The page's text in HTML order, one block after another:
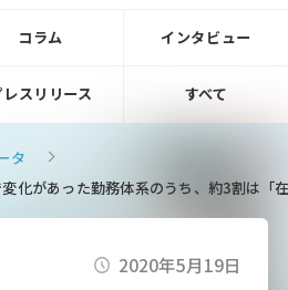
コラム インタビュー
レスリリース すべて
タ
化があった勤務体系のうち、約3割は
2020年5月19日